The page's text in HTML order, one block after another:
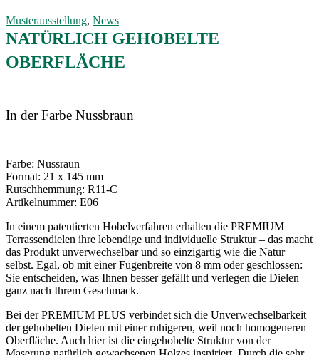
Musterausstellung, News
NATÜRLICH GEHOBELTE
OBERFLÄCHE
In der Farbe Nussbraun
Farbe: Nussraun
Format: 21 x 145 mm
Rutschhemmung: R11-C
Artikelnummer: E06
In einem patentierten Hobelverfahren erhalten die PREMIUM
Terrassendielen ihre lebendige und individuelle Struktur – das macht
das Produkt unverwechselbar und so einzigartig wie die Natur
selbst. Egal, ob mit einer Fugenbreite von 8 mm oder geschlossen:
Sie entscheiden, was Ihnen besser gefällt und verlegen die Dielen
ganz nach Ihrem Geschmack.
Bei der PREMIUM PLUS verbindet sich die Unverwechselbarkeit
der gehobelten Dielen mit einer ruhigeren, weil noch homogeneren
Oberfläche. Auch hier ist die eingehobelte Struktur von der